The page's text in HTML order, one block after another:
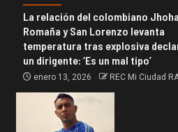
La relación del colombiano
Romaña y San Lorenzo levanta
temperatura tras explosiva
un dirigente: ‘Es un mal tipo’
enero 13, 2026 REC Mi Ciudad